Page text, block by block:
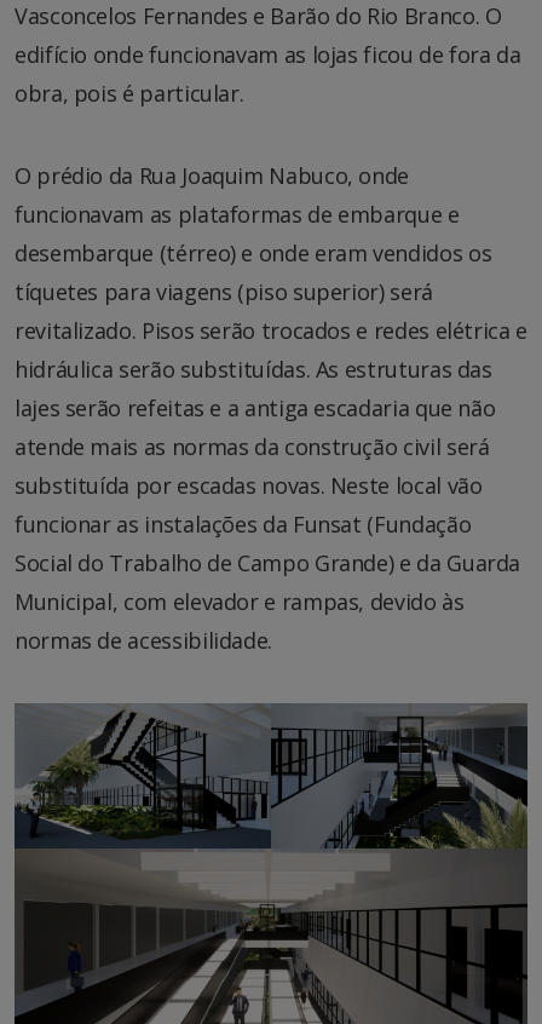
Vasconcelos Fernandes e Barão do Rio Branco. O
edifício onde funcionavam as lojas ficou de fora da
obra, pois é particular.
O prédio da Rua Joaquim Nabuco, onde
funcionavam as plataformas de embarque e
desembarque (térreo) e onde eram vendidos os
tíquetes para viagens (piso superior) será
revitalizado. Pisos serão trocados e redes elétrica e
hidráulica serão substituídas. As estruturas das
lajes serão refeitas e a antiga escadaria que não
atende mais as normas da construção civil será
substituída por escadas novas. Neste local vão
funcionar as instalações da Funsat (Fundação
Social do Trabalho de Campo Grande) e da Guarda
Municipal, com elevador e rampas, devido às
normas de acessibilidade.